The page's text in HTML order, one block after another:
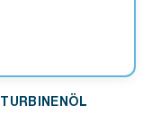
TURBINENÖL